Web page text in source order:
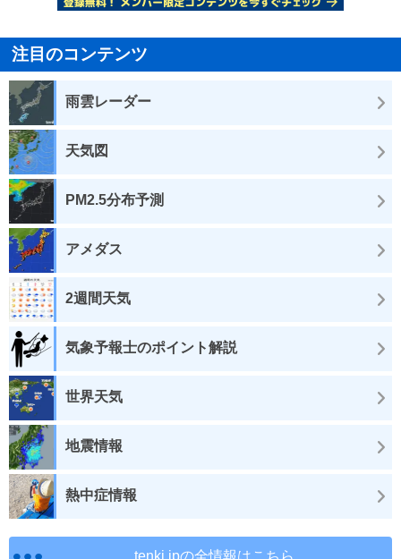
注目のコンテンツ
雨雲レーダー
天気図
PM2.5分布予測
アメダス
2週間天気
気象予報士のポイント解説
世界天気
地震情報
熱中症情報
tenki.jpの全情報はこちら